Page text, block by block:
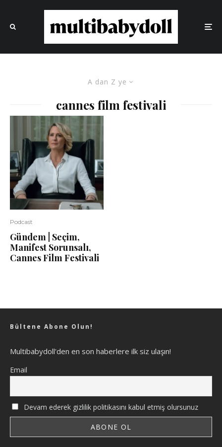
A dan Z ye
cannes film festivali
Podcast
Gündem | Seçim,
Manifest Sorunsalı,
Cannes Film Festivali
Bültene Abone Olun!
Multibabydoll'den en son haberlere ilk siz ulaşın!
Email
Devam ederek gizlilik politikasını kabul etmiş olursunuz